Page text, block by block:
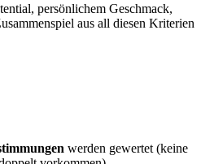
persönlichem Geschmack,
aus all diesen Kriterien
werden gewertet (keine